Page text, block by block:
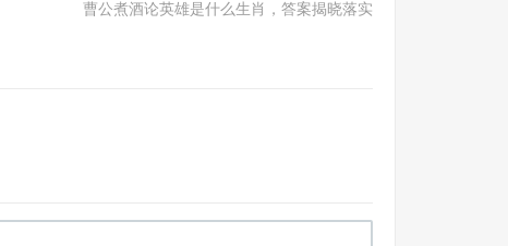
曹公煮酒论英雄是什么生肖，答案揭晓落实